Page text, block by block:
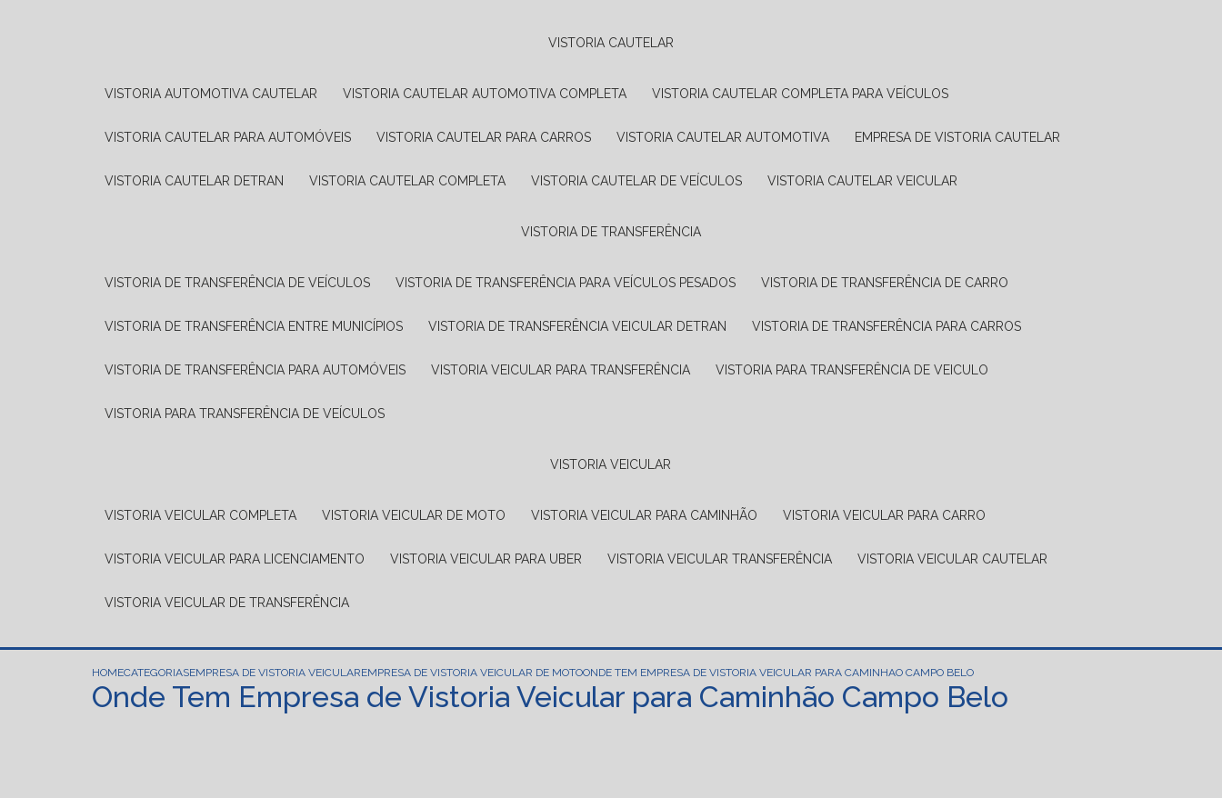
VISTORIA CAUTELAR
VISTORIA AUTOMOTIVA CAUTELAR VISTORIA CAUTELAR AUTOMOTIVA COMPLETA VISTORIA CAUTELAR COMPLETA PARA VEÍCULOS
VISTORIA CAUTELAR PARA AUTOMÓVEIS VISTORIA CAUTELAR PARA CARROS VISTORIA CAUTELAR AUTOMOTIVA EMPRESA DE VISTORIA CAUTELAR
VISTORIA CAUTELAR DETRAN VISTORIA CAUTELAR COMPLETA VISTORIA CAUTELAR DE VEÍCULOS VISTORIA CAUTELAR VEICULAR
VISTORIA DE TRANSFERÊNCIA
VISTORIA DE TRANSFERÊNCIA DE VEÍCULOS VISTORIA DE TRANSFERÊNCIA PARA VEÍCULOS PESADOS VISTORIA DE TRANSFERÊNCIA DE CARRO
VISTORIA DE TRANSFERÊNCIA ENTRE MUNICÍPIOS VISTORIA DE TRANSFERÊNCIA VEICULAR DETRAN VISTORIA DE TRANSFERÊNCIA PARA CARROS
VISTORIA DE TRANSFERÊNCIA PARA AUTOMÓVEIS VISTORIA VEICULAR PARA TRANSFERÊNCIA VISTORIA PARA TRANSFERÊNCIA DE VEICULO
VISTORIA PARA TRANSFERÊNCIA DE VEÍCULOS
VISTORIA VEICULAR
VISTORIA VEICULAR COMPLETA VISTORIA VEICULAR DE MOTO VISTORIA VEICULAR PARA CAMINHÃO VISTORIA VEICULAR PARA CARRO
VISTORIA VEICULAR PARA LICENCIAMENTO VISTORIA VEICULAR PARA UBER VISTORIA VEICULAR TRANSFERÊNCIA VISTORIA VEICULAR CAUTELAR
VISTORIA VEICULAR DE TRANSFERÊNCIA
HOMECATEGORIASEMPRESA DE VISTORIA VEICULAREMPRESA DE VISTORIA VEICULAR DE MOTOONDE TEM EMPRESA DE VISTORIA VEICULAR PARA CAMINHAO CAMPO BELO
Onde Tem Empresa de Vistoria Veicular para Caminhão Campo Belo